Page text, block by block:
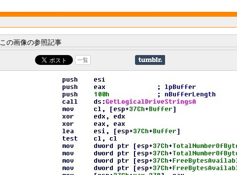
この画像の参照記事
一覧